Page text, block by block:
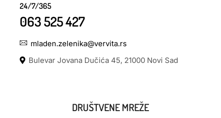
24/7/365
063 525 427
mladen.zelenika@vervita.rs
Bulevar Jovana Dučića 45, 21000 Novi Sad
DRUŠTVENE MREŽE